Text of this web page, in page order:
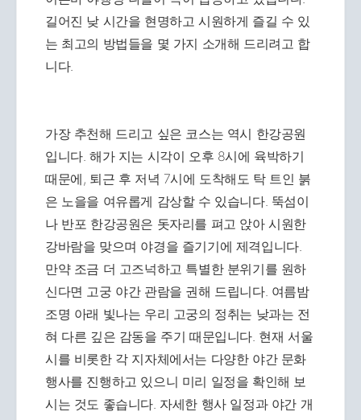
길어진 낮 시간을 현명하고 시원하게 즐길 수 있
는 최고의 방법들을 몇 가지 소개해 드리려고 합
니다.
가장 추천해 드리고 싶은 코스는 역시 한강공원
입니다. 해가 지는 시각이 오후 8시에 육박하기
때문에, 퇴근 후 저녁 7시에 도착해도 탁 트인 붉
은 노을을 여유롭게 감상할 수 있습니다. 뚝섬이
나 반포 한강공원은 돗자리를 펴고 앉아 시원한
강바람을 맞으며 야경을 즐기기에 제격입니다.
만약 조금 더 고즈넉하고 특별한 분위기를 원하
신다면 고궁 야간 관람을 권해 드립니다. 여름밤
조명 아래 빛나는 우리 고궁의 정취는 낮과는 전
혀 다른 깊은 감동을 주기 때문입니다. 현재 서울
시를 비롯한 각 지자체에서는 다양한 야간 문화
행사를 진행하고 있으니 미리 일정을 확인해 보
시는 것도 좋습니다. 자세한 행사 일정과 야간 개